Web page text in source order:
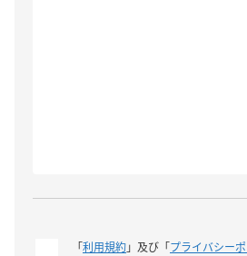
「利用規約」及び「プライバシー